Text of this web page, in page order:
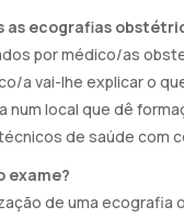
as ecografias
por médico/as
a vai-lhe explicar o
num local que dê
de saúde com
exame?
de uma